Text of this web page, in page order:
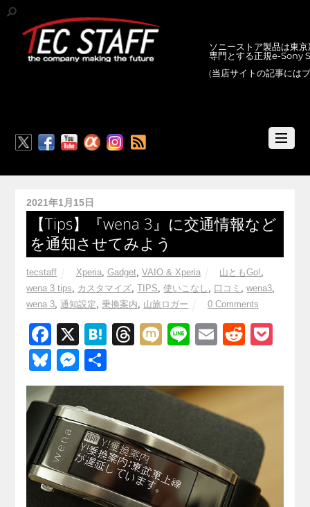
ソニーストア製品は東
専門とする正規e-Sony
(当店サイトの記事には
2021年1月15日
【Tips】『wena 3』に交通情報など
を通知させてみよう
tecstaff Xperia, Gadget, VAIO & Xperia 山ともGo!,
wena 3 tips, カスタマイズ,TIPS,使いこなし , 口コミ ,wena3,
wena 3,通知設定,乗換案内, 山旅ロガー 0 Comments
F
a
c
e
b
o
o
k
X
H
e
a
T
e
d
s
M
Li
e
E
ail
R
d
t
ck
Bl
u
e
sk
y
M
e
ss
e
n
g
er
有